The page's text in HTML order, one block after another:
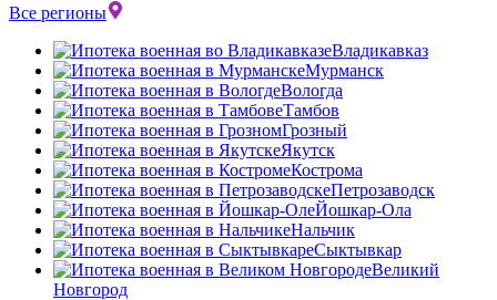
Все регионы
Владикавказ
Мурманск
Вологда
Тамбов
Грозный
Якутск
Кострома
Петрозаводск
Йошкар-Ола
Нальчик
Сыктывкар
Великий
Новгород